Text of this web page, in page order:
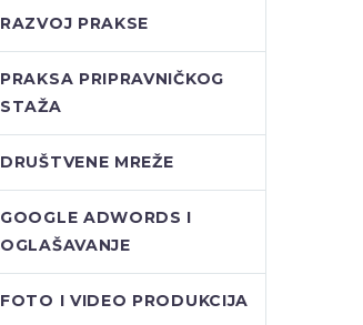
RAZVOJ PRAKSE
PRAKSA PRIPRAVNIČKOG
STAŽA
DRUŠTVENE MREŽE
GOOGLE ADWORDS I
OGLAŠAVANJE
FOTO I VIDEO PRODUKCIJA